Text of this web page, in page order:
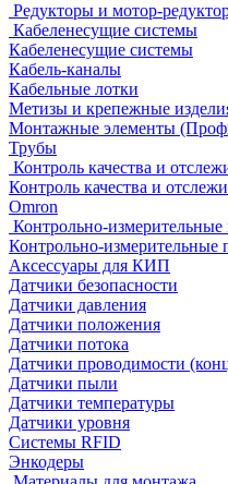
Редукторы и мотор-
Кабеленесущие системы
Кабеленесущие системы
Кабель-каналы
Кабельные лотки
Метизы и крепежные
Монтажные элементы
Трубы
Контроль качества и
Контроль качества и
Omron
Контрольно-
Контрольно-
Аксессуары для КИП
Датчики безопасности
Датчики давления
Датчики положения
Датчики потока
Датчики проводимости
Датчики пыли
Датчики температуры
Датчики уровня
Системы RFID
Энкодеры